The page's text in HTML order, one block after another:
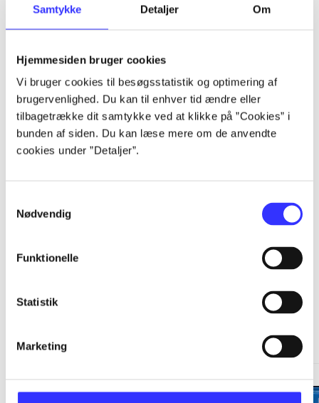
Samtykke Detaljer Om
Hjemmesiden bruger cookies
Vi bruger cookies til besøgsstatistik og optimering af
brugervenlighed. Du kan til enhver tid ændre eller
tilbagetrække dit samtykke ved at klikke på ”Cookies” i
bunden af siden. Du kan læse mere om de anvendte
cookies under ”Detaljer”.
Nødvendig
Funktionelle
Statistik
Marketing
...
...
...
Playstation hits